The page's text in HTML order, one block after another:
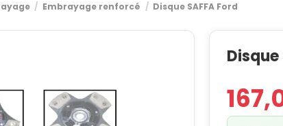
Embrayage renforcé Disque SAFFA Ford
Disque